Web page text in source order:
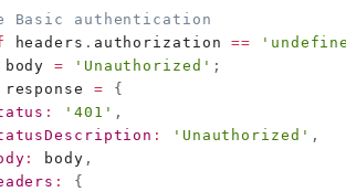
Basic authentication
headers . authorization ==
body = 'Unauthorized' ;
response =
{
: '401' ,
: 'Unauthorized' ,
: body ,
:
{